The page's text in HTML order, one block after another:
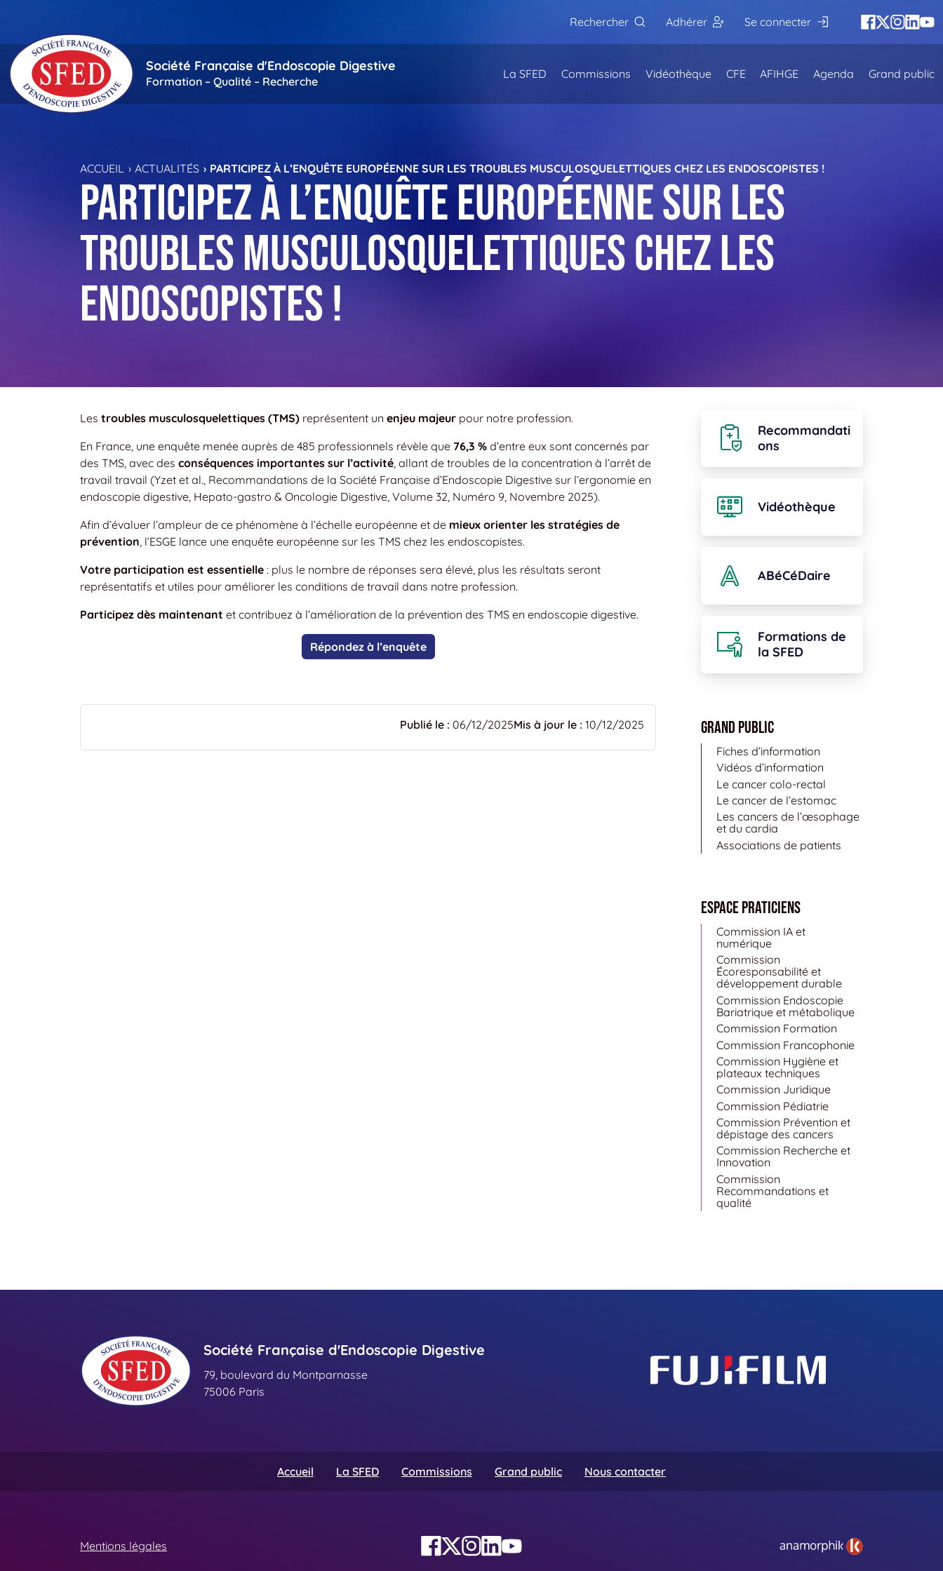
Rechercher
Adhérer Se connecter
Société Française d'Endoscopie Digestive
Formation – Qualité – Recherche
La SFED Commissions Vidéothèque CFE AFIHGE Agenda Grand public
ACCUEIL ACTUALITÉS PARTICIPEZ À L’ENQUÊTE EUROPÉENNE SUR LES TROUBLES MUSCULOSQUELETTIQUES CHEZ LES ENDOSCOPISTES !
Participez à l’enquête européenne sur les
troubles musculosquelettiques chez les
endoscopistes !
Les troubles musculosquelettiques (TMS) représentent un enjeu majeur pour notre profession.
En France, une enquête menée auprès de 485 professionnels révèle que 76,3 % d’entre eux sont concernés par
des TMS, avec des conséquences importantes sur l’activité , allant de troubles de la concentration à l’arrêt de
travail travail (Yzet et al., Recommandations de la Société Française d’Endoscopie Digestive sur l’ergonomie en
endoscopie digestive, Hepato-gastro & Oncologie Digestive, Volume 32, Numéro 9, Novembre 2025).
Afin d’évaluer l’ampleur de ce phénomène à l’échelle européenne et de mieux orienter les stratégies de
prévention , l’ESGE lance une enquête européenne sur les TMS chez les endoscopistes.
Votre participation est essentielle : plus le nombre de réponses sera élevé, plus les résultats seront
représentatifs et utiles pour améliorer les conditions de travail dans notre profession.
Participez dès maintenant et contribuez à l’amélioration de la prévention des TMS en endoscopie digestive.
Répondez à l’enquête
Publié le : 06/12/2025Mis à jour le : 10/12/2025
Recommandati
ons
Vidéothèque
ABéCéDaire
Formations de
la SFED
Grand public
Fiches d’information
Vidéos d’information
Le cancer colo-rectal
Le cancer de l’estomac
Les cancers de l’œsophage
et du cardia
Associations de patients
Espace Praticiens
Commission IA et
numérique
Commission
Écoresponsabilité et
développement durable
Commission Endoscopie
Bariatrique et métabolique
Commission Formation
Commission Francophonie
Commission Hygiène et
plateaux techniques
Commission Juridique
Commission Pédiatrie
Commission Prévention et
dépistage des cancers
Commission Recherche et
Innovation
Commission
Recommandations et
qualité
Société Française d'Endoscopie Digestive
79, boulevard du Montparnasse
75006 Paris
Accueil La SFED Commissions Grand public Nous contacter
Mentions légales